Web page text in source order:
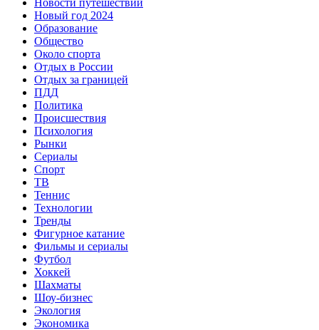
Новый год 2024
Образование
Общество
Около спорта
Отдых в России
Отдых за границей
ПДД
Политика
Происшествия
Психология
Рынки
Сериалы
Спорт
ТВ
Теннис
Технологии
Тренды
Фигурное катание
Фильмы и сериалы
Футбол
Хоккей
Шахматы
Шоу-бизнес
Экология
Экономика